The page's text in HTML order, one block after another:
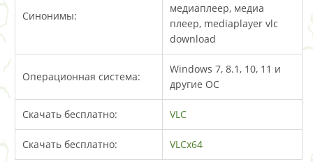
Синонимы:
медиаплеер, медиа
плеер, mediaplayer vlc
download
Операционная система:
Windows 7, 8.1, 10, 11 и
другие ОС
Скачать бесплатно: VLC
Скачать бесплатно: VLCx64